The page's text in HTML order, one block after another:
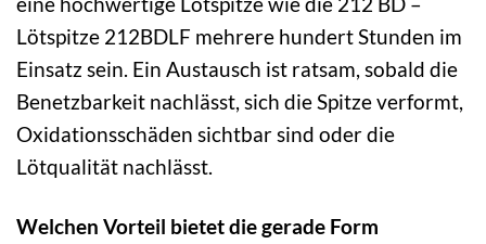
Lötspitze 212BDLF mehrere hundert Stunden im
Einsatz sein. Ein Austausch ist ratsam, sobald die
Benetzbarkeit nachlässt, sich die Spitze verformt,
Oxidationsschäden sichtbar sind oder die
Lötqualität nachlässt.
Welchen Vorteil bietet die gerade Form